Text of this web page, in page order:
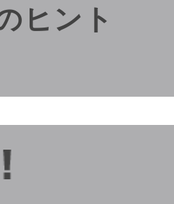
ヒント